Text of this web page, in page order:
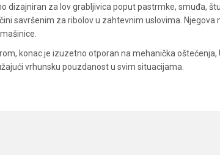
dizajniran za lov grabljivica poput pastrmke, smuđa,
savršenim za ribolov u zahtevnim uslovima.
konac je izuzetno otporan na mehanička
vrhunsku pouzdanost u svim situacijama.